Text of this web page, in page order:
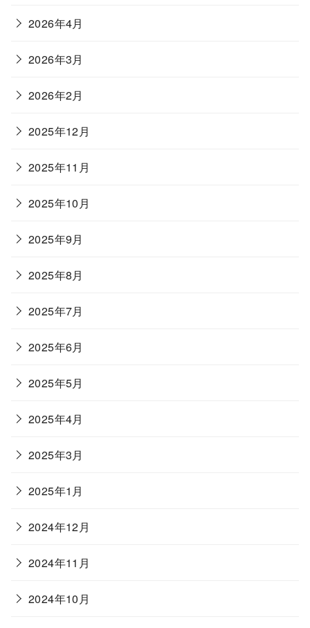
2026年4月
2026年3月
2026年2月
2025年12月
2025年11月
2025年10月
2025年9月
2025年8月
2025年7月
2025年6月
2025年5月
2025年4月
2025年3月
2025年1月
2024年12月
2024年11月
2024年10月